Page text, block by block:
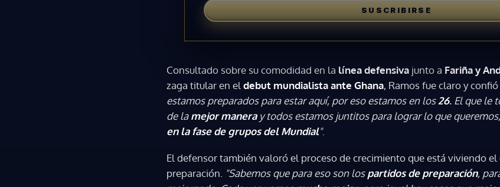
SUSCRIBIRSE
Consultado sobre su comodidad en la línea defensiva junto a Fariña y
zaga titular en el debut mundialista ante Ghana, Ramos fue claro y
estamos preparados para estar aquí, por eso estamos en los26. El que le
de lamejor maneray todos estamos juntitos para lograr lo que
en la fase de grupos del Mundial".
El defensor también valoró el proceso de crecimiento que está viviendo
preparación. "Sabemos que para eso son lospartidos de preparación,